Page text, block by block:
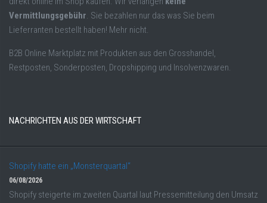
Vermittlungsgebühr. Sie bezahlen nur das was Sie beim
Lieferranten bestellt haben! Mehr nicht.
B2B Online Marktplatz mit Produkten aus den Grosshandel,
Restposten, Sonderposten, Dropshipping und Insolvenzwaren.
NACHRICHTEN AUS DER WIRTSCHAFT
Shopify hatte ein „Monsterquartal“
06/08/2026
Shopify steigerte im zweiten Quartal laut Pressemitteilung den Umsatz